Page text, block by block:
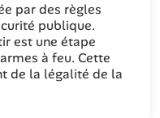
par des règles
publique.
est une étape
à feu. Cette
de la légalité de la